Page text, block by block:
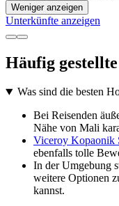
Weniger anzeigen
Unterkünfte anzeigen
Häufig
Was sind die besten
Bei Reisenden
Nähe von Mali
Viceroy Kopaonik
ebenfalls tolle
In der Umgebung
weitere Optionen
kannst.